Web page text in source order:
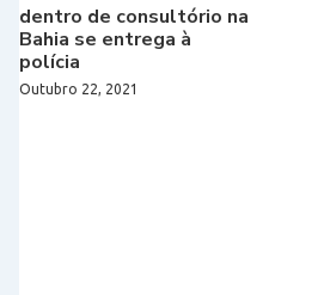
dentro de consultório na
Bahia se entrega à
polícia
Outubro 22, 2021